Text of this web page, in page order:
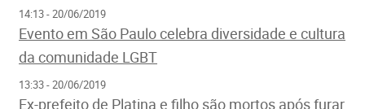
14:13 - 20/06/2019
Evento em São Paulo celebra diversidade e cultura
da comunidade LGBT
13:33 - 20/06/2019
Ex-prefeito de Platina e filho são mortos após furar